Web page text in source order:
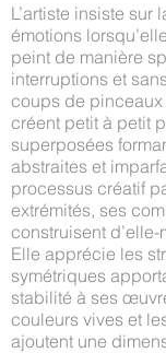
L’artiste insiste sur
émotions
peint de manière
interruptions et
coups de
créent petit à petit
superposées
abstraites et
processus créatif
extrémités, ses
construisent
Elle apprécie les
symétriques
stabilité à ses
couleurs vives et
ajoutent une